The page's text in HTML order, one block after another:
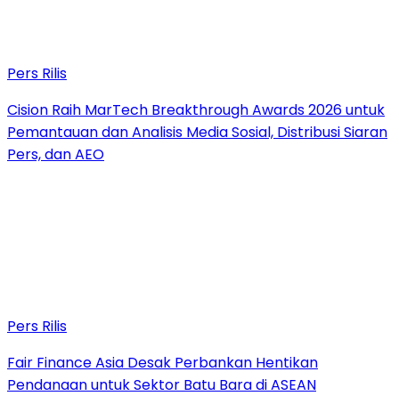
Pers Rilis
Cision Raih MarTech Breakthrough Awards 2026 untuk
Pemantauan dan Analisis Media Sosial, Distribusi Siaran
Pers, dan AEO
Pers Rilis
Fair Finance Asia Desak Perbankan Hentikan
Pendanaan untuk Sektor Batu Bara di ASEAN